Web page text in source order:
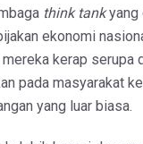
think tankyang
ekonomi
mereka kerap serupa
pada masyarakat
yang luar biasa.